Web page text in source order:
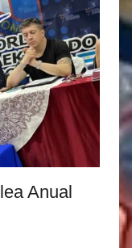
Anual